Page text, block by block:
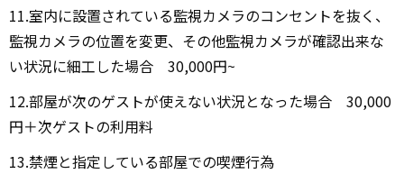
11.室内に設置されている監視カメラのコンセントを抜く、
監視カメラの位置を変更、その他監視カメラが確認出来な
い状況に細工した場合 30,000円~
12.部屋が次のゲストが使えない状況となった場合 30,000
円＋次ゲストの利用料
13.禁煙と指定している部屋での喫煙行為